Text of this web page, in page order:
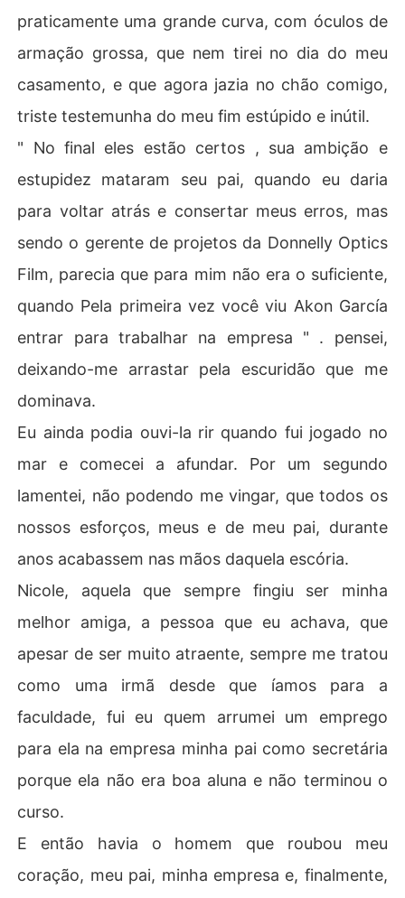
praticamente uma grande curva, com óculos de
armação grossa, que nem tirei no dia do meu
casamento, e que agora jazia no chão comigo,
triste testemunha do meu fim estúpido e inútil.
" No final eles estão certos , sua ambição e
estupidez mataram seu pai, quando eu daria
para voltar atrás e consertar meus erros, mas
sendo o gerente de projetos da Donnelly Optics
Film, parecia que para mim não era o suficiente,
quando Pela primeira vez você viu Akon García
entrar para trabalhar na empresa " . pensei,
deixando-me arrastar pela escuridão que me
dominava.
Eu ainda podia ouvi-la rir quando fui jogado no
mar e comecei a afundar. Por um segundo
lamentei, não podendo me vingar, que todos os
nossos esforços, meus e de meu pai, durante
anos acabassem nas mãos daquela escória.
Nicole, aquela que sempre fingiu ser minha
melhor amiga, a pessoa que eu achava, que
apesar de ser muito atraente, sempre me tratou
como uma irmã desde que íamos para a
faculdade, fui eu quem arrumei um emprego
para ela na empresa minha pai como secretária
porque ela não era boa aluna e não terminou o
curso.
E então havia o homem que roubou meu
coração, meu pai, minha empresa e, finalmente,